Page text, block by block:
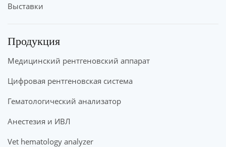
Выставки
Продукция
Медицинский рентгеновский аппарат
Цифровая рентгеновская система
Гематологический анализатор
Анестезия и ИВЛ
Vet hematology analyzer